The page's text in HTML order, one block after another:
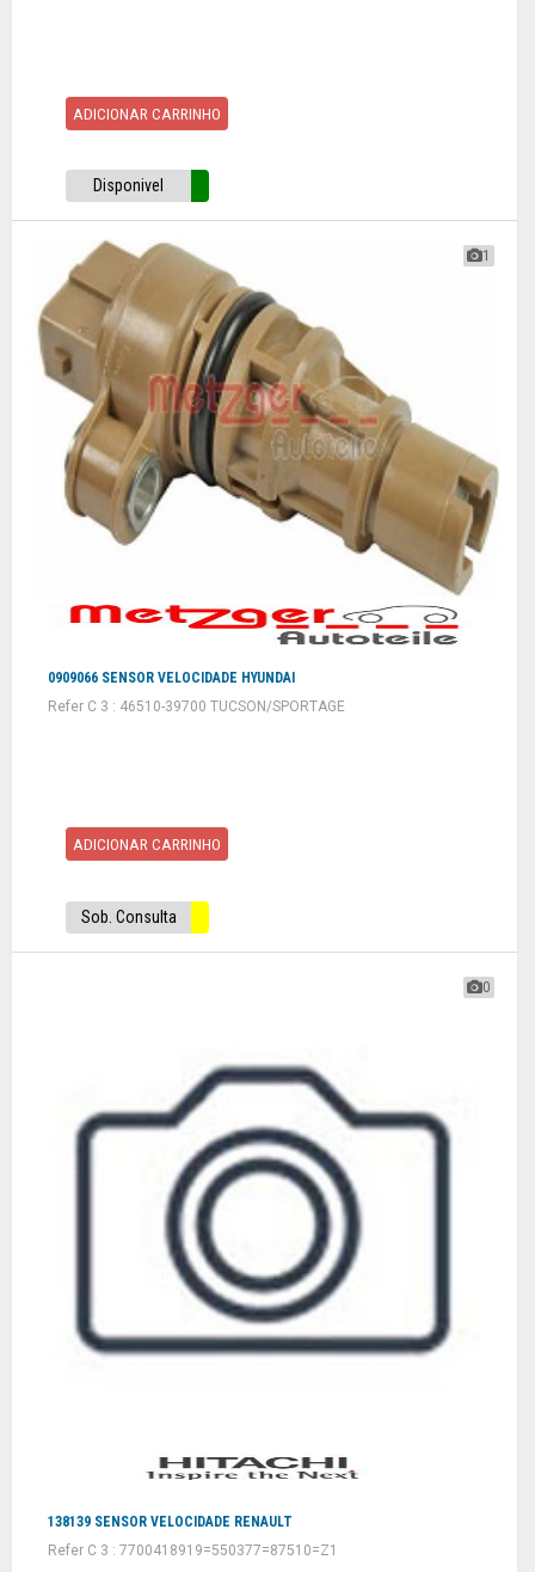
ADICIONAR CARRINHO
Disponivel
1
0909066 SENSOR VELOCIDADE HYUNDAI
Refer C 3 : 46510-39700 TUCSON/SPORTAGE
ADICIONAR CARRINHO
Sob. Consulta
0
138139 SENSOR VELOCIDADE RENAULT
Refer C 3 : 7700418919=550377=87510=Z1